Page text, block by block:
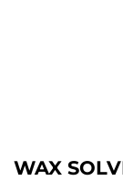
WAX